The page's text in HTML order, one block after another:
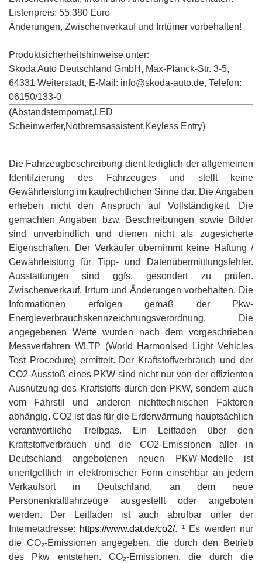
Listenpreis: 55.380 Euro
Änderungen, Zwischenverkauf und Irrtümer vorbehalten!
Produktsicherheitshinweise unter:
Skoda Auto Deutschland GmbH, Max-Planck-Str. 3-5,
64331 Weiterstadt, E-Mail: info@skoda-auto.de, Telefon:
06150/133-0
(Abstandstempomat,LED
Scheinwerfer,Notbremsassistent,Keyless Entry)
Die Fahrzeugbeschreibung dient lediglich der allgemeinen
Identifzierung des Fahrzeuges und stellt keine
Gewährleistung im kaufrechtlichen Sinne dar. Die Angaben
erheben nicht den Anspruch auf Vollständigkeit. Die
gemachten Angaben bzw. Beschreibungen sowie Bilder
sind unverbindlich und dienen nicht als zugesicherte
Eigenschaften. Der Verkäufer übernimmt keine Haftung /
Gewährleistung für Tipp- und Datenübermittlungsfehler.
Ausstattungen sind ggfs. gesondert zu prüfen.
Zwischenverkauf, Irrtum und Änderungen vorbehalten. Die
Informationen erfolgen gemäß der Pkw-
Energieverbrauchskennzeichnungsverordnung. Die
angegebenen Werte wurden nach dem vorgeschrieben
Messverfahren WLTP (World Harmonised Light Vehicles
Test Procedure) ermittelt. Der Kraftstoffverbrauch und der
CO2-Ausstoß eines PKW sind nicht nur von der effizienten
Ausnutzung des Kraftstoffs durch den PKW, sondern auch
vom Fahrstil und anderen nichttechnischen Faktoren
abhängig. CO2 ist das für die Erderwärmung hauptsächlich
verantwortliche Treibgas. Ein Leitfaden über den
Kraftstoffverbrauch und die CO2-Emissionen aller in
Deutschland angebotenen neuen PKW-Modelle ist
unentgeltlich in elektronischer Form einsehbar an jedem
Verkaufsort in Deutschland, an dem neue
Personenkraftfahrzeuge ausgestellt oder angeboten
werden. Der Leitfaden ist auch abrufbar unter der
Internetadresse: https://www.dat.de/co2/. ¹ Es werden nur
die CO₂-Emissionen angegeben, die durch den Betrieb
des Pkw entstehen. CO₂-Emissionen, die durch die